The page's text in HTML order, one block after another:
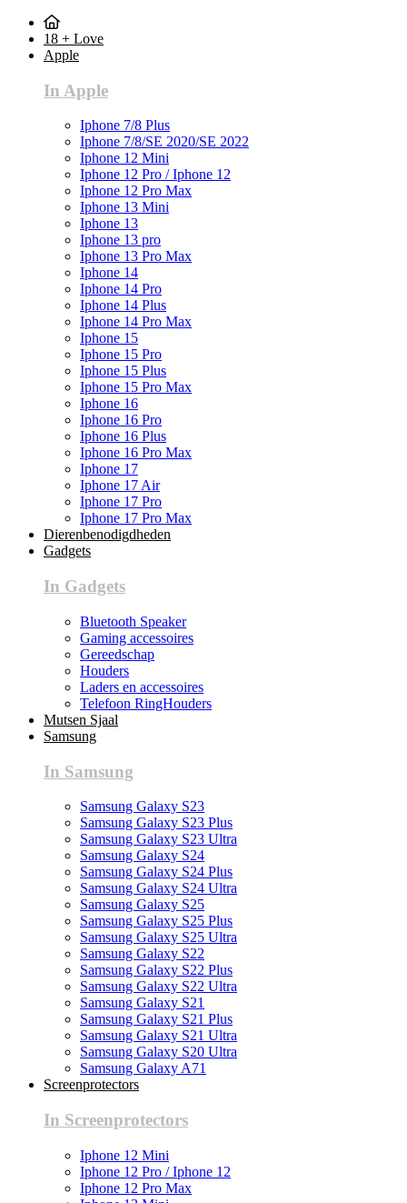
18 + Love
Apple
In Apple
Iphone 7/8 Plus
Iphone 7/8/SE 2020/SE 2022
Iphone 12 Mini
Iphone 12 Pro / Iphone 12
Iphone 12 Pro Max
Iphone 13 Mini
Iphone 13
Iphone 13 pro
Iphone 13 Pro Max
Iphone 14
Iphone 14 Pro
Iphone 14 Plus
Iphone 14 Pro Max
Iphone 15
Iphone 15 Pro
Iphone 15 Plus
Iphone 15 Pro Max
Iphone 16
Iphone 16 Pro
Iphone 16 Plus
Iphone 16 Pro Max
Iphone 17
Iphone 17 Air
Iphone 17 Pro
Iphone 17 Pro Max
Dierenbenodigdheden
Gadgets
In Gadgets
Bluetooth Speaker
Gaming accessoires
Gereedschap
Houders
Laders en accessoires
Telefoon RingHouders
Mutsen Sjaal
Samsung
In Samsung
Samsung Galaxy S23
Samsung Galaxy S23 Plus
Samsung Galaxy S23 Ultra
Samsung Galaxy S24
Samsung Galaxy S24 Plus
Samsung Galaxy S24 Ultra
Samsung Galaxy S25
Samsung Galaxy S25 Plus
Samsung Galaxy S25 Ultra
Samsung Galaxy S22
Samsung Galaxy S22 Plus
Samsung Galaxy S22 Ultra
Samsung Galaxy S21
Samsung Galaxy S21 Plus
Samsung Galaxy S21 Ultra
Samsung Galaxy S20 Ultra
Samsung Galaxy A71
Screenprotectors
In Screenprotectors
Iphone 12 Mini
Iphone 12 Pro / Iphone 12
Iphone 12 Pro Max